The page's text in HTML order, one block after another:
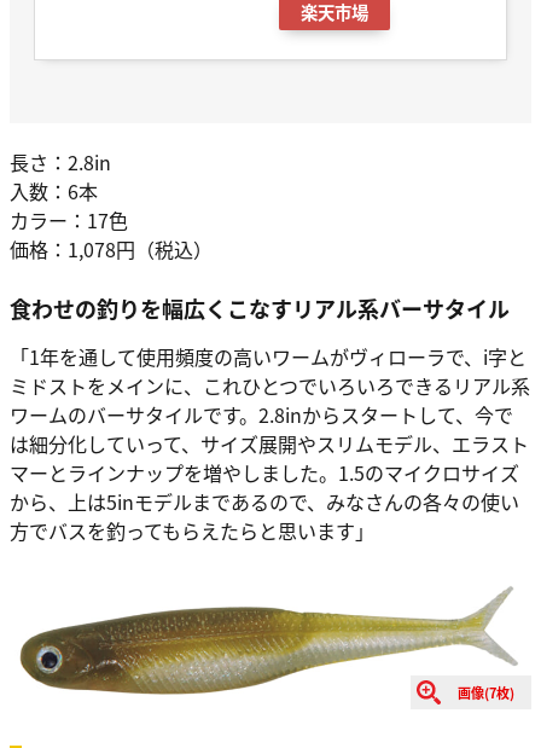
楽天市場
長さ：2.8in
入数：6本
カラー：17色
価格：1,078円（税込）
食わせの釣りを幅広くこなすリアル系バーサタイル
「1年を通して使用頻度の高いワームがヴィローラで、i字と
ミドストをメインに、これひとつでいろいろできるリアル系
ワームのバーサタイルです。2.8inからスタートして、今で
は細分化していって、サイズ展開やスリムモデル、エラスト
マーとラインナップを増やしました。1.5のマイクロサイズ
から、上は5inモデルまであるので、みなさんの各々の使い
方でバスを釣ってもらえたらと思います」
画像(7枚)